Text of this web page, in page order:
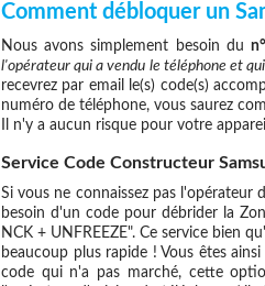
Comment débloquer un
Nous avons simplement besoin du
l'opérateur qui a vendu le téléphone et
recevrez par email le(s) code(s)
numéro de téléphone, vous saurez
Il n'y a aucun risque pour votre
Service Code Constructeur
Si vous ne connaissez pas l'opérateur
besoin d'un code pour débrider la
NCK + UNFREEZE". Ce service bien
beaucoup plus rapide ! Vous êtes
code qui n'a pas marché, cette